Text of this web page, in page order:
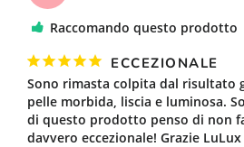
Raccomando questo prodotto
ECCEZIONALE
Sono rimasta colpita dal risultato
pelle morbida, liscia e luminosa.
di questo prodotto penso di non
davvero eccezionale! Grazie